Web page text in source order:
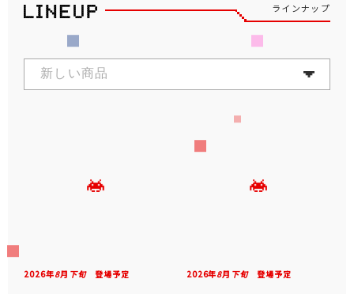
ラインナップ
2026年8月 下旬登場予定 2026年8月 下旬登場予定